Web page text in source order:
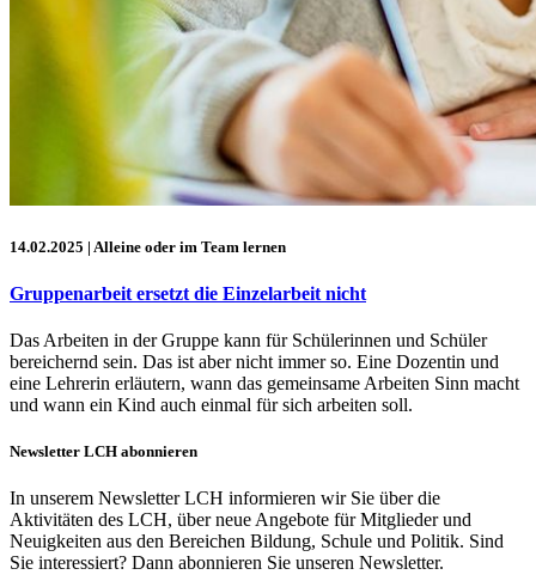
14.02.2025 | Alleine oder im Team lernen
Gruppenarbeit ersetzt die Einzelarbeit nicht
Das Arbeiten in der Gruppe kann für Schülerinnen und Schüler
bereichernd sein. Das ist aber nicht immer so. Eine Dozentin und
eine Lehrerin erläutern, wann das gemeinsame Arbeiten Sinn macht
und wann ein Kind auch einmal für sich arbeiten soll.
Newsletter LCH abonnieren
In unserem Newsletter LCH informieren wir Sie über die
Aktivitäten des LCH, über neue Angebote für Mitglieder und
Neuigkeiten aus den Bereichen Bildung, Schule und Politik. Sind
Sie interessiert? Dann abonnieren Sie unseren Newsletter.